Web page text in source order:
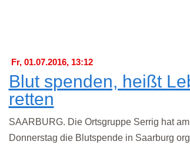
Fr, 01.07.2016, 13:12
Blut spenden, heißt
retten
SAARBURG. Die Ortsgruppe Serrig hat
Donnerstag die Blutspende in Saarburg